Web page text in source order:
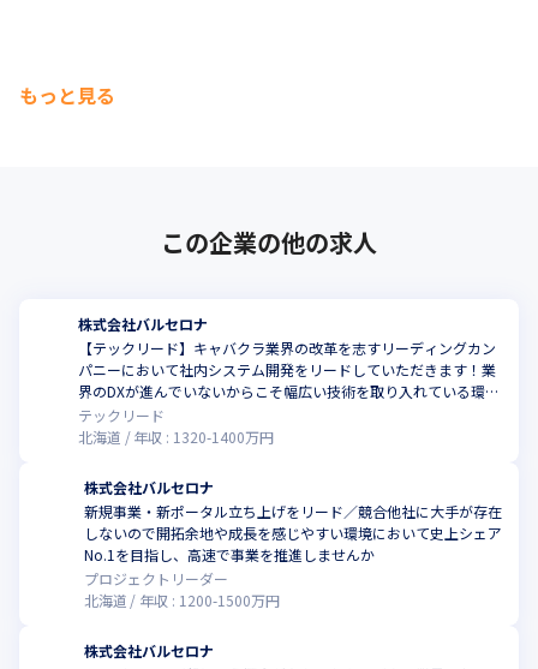
もっと見る
この企業の他の求人
株式会社バルセロナ
【テックリード】キャバクラ業界の改革を志すリーディングカン
パニーにおいて社内システム開発をリードしていただきます！業
界のDXが進んでいないからこそ幅広い技術を取り入れている環境
です
テックリード
北海道
年収 : 1320-1400万円
株式会社バルセロナ
新規事業・新ポータル立ち上げをリード／競合他社に大手が存在
しないので開拓余地や成長を感じやすい環境において史上シェア
No.1を目指し、高速で事業を推進しませんか
プロジェクトリーダー
北海道
年収 : 1200-1500万円
株式会社バルセロナ